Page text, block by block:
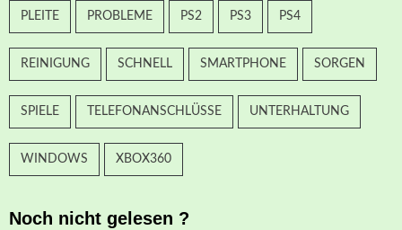
PLEITE PROBLEME PS2 PS3 PS4
REINIGUNG SCHNELL SMARTPHONE SORGEN
SPIELE TELEFONANSCHLÜSSE UNTERHALTUNG
WINDOWS XBOX360
Noch nicht gelesen ?